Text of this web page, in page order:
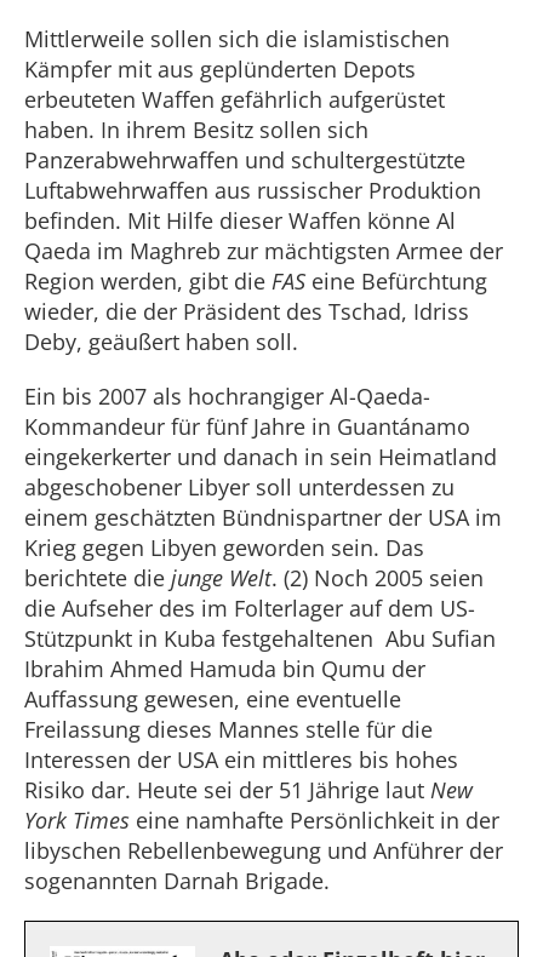
Mittlerweile sollen sich die islamistischen
Kämpfer mit aus geplünderten Depots
erbeuteten Waffen gefährlich aufgerüstet
haben. In ihrem Besitz sollen sich
Panzerabwehrwaffen und schultergestützte
Luftabwehrwaffen aus russischer Produktion
befinden. Mit Hilfe dieser Waffen könne Al
Qaeda im Maghreb zur mächtigsten Armee der
Region werden, gibt die FAS eine Befürchtung
wieder, die der Präsident des Tschad, Idriss
Deby, geäußert haben soll.
Ein bis 2007 als hochrangiger Al-Qaeda-
Kommandeur für fünf Jahre in Guantánamo
eingekerkerter und danach in sein Heimatland
abgeschobener Libyer soll unterdessen zu
einem geschätzten Bündnispartner der USA im
Krieg gegen Libyen geworden sein. Das
berichtete die junge Welt. (2) Noch 2005 seien
die Aufseher des im Folterlager auf dem US-
Stützpunkt in Kuba festgehaltenen Abu Sufian
Ibrahim Ahmed Hamuda bin Qumu der
Auffassung gewesen, eine eventuelle
Freilassung dieses Mannes stelle für die
Interessen der USA ein mittleres bis hohes
Risiko dar. Heute sei der 51 Jährige laut New
York Times eine namhafte Persönlichkeit in der
libyschen Rebellenbewegung und Anführer der
sogenannten Darnah Brigade.